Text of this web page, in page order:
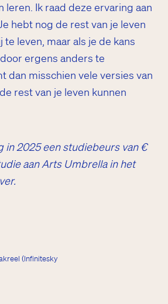
leren. Ik raad deze ervaring aan
hebt nog de rest van je leven
leven, maar als je de kans
ergens anders te
dan misschien vele versies van
rest van je leven kunnen
in 2025 een studiebeurs van €
aan Arts Umbrella in het
(Infinitesky